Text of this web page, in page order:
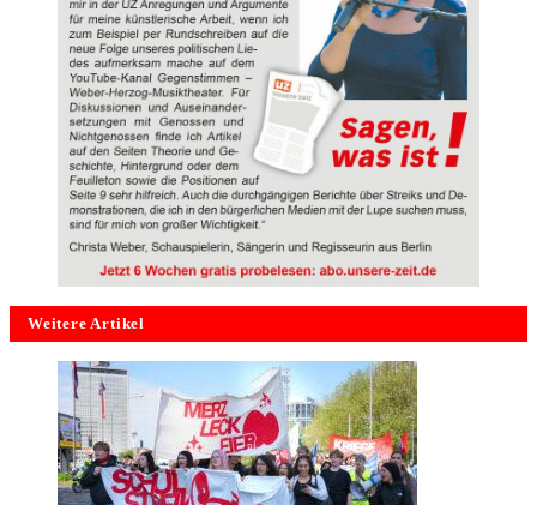
Weitere Artikel